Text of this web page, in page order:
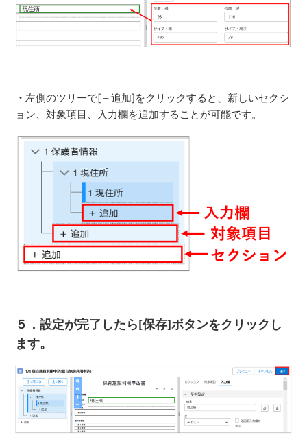
・左側のツリーで[＋追加]をクリックすると、新しいセクシ
ョン、対象項目、入力欄を追加することが可能です。
５．設定が完了したら[保存]ボタンをクリックし
ます。